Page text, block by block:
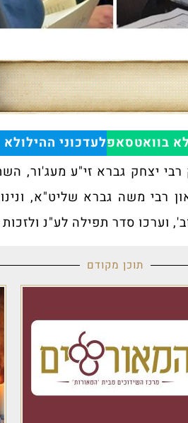
בוואטסאפלעדכוני
יצחק גברא זי"ע מעג'ור,
רבי משה גברא שליט"א,
סדר תפילה לע"נ
תוכן מקודם